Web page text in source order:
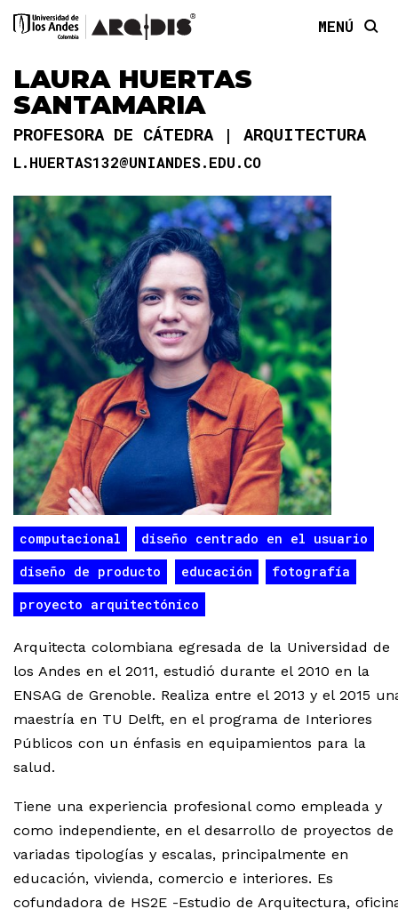
MENÚ
LAURA HUERTAS
SANTAMARIA
PROFESORA DE CÁTEDRA ARQUITECTURA
L.HUERTAS132@UNIANDES.EDU.CO
computacional
diseño centrado en el usuario
diseño de producto
educación
fotografía
proyecto arquitectónico
Arquitecta colombiana egresada de la Universidad de
los Andes en el 2011, estudió durante el 2010 en la
ENSAG de Grenoble. Realiza entre el 2013 y el 2015
maestría en TU Delft, en el programa de Interiores
Públicos con un énfasis en equipamientos para la
salud.
Tiene una experiencia profesional como empleada y
como independiente, en el desarrollo de proyectos de
variadas tipologías y escalas, principalmente en
educación, vivienda, comercio e interiores. Es
cofundadora de HS2E -Estudio de Arquitectura,